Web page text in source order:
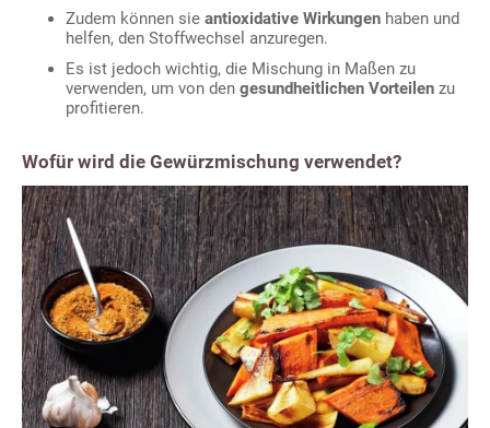
Zudem können sie antioxidative Wirkungen haben und
helfen, den Stoffwechsel anzuregen.
Es ist jedoch wichtig, die Mischung in Maßen zu
verwenden, um von den gesundheitlichen Vorteilen zu
profitieren.
Wofür wird die Gewürzmischung verwendet?